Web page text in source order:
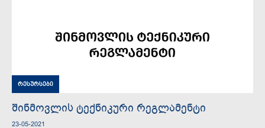
რესურსები
შინმოვლის ტექნიკური რეგლამენტი
23-05-2021